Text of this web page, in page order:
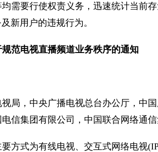
需要行使权责义务，迅速统计当前
新用户的违规行为。
范电视直播频道业务秩序的通知
局，中央广播电视总台办公厅，中
信集团有限公司，中国联合网络通信
方式为有线电视、交互式网络电视